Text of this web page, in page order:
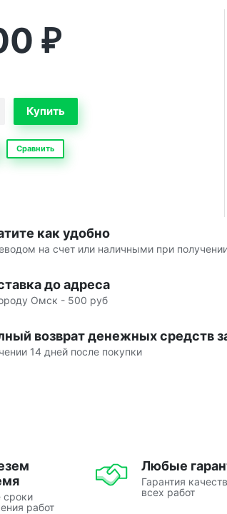
₽
Сравнить
как удобно
на счет или наличными при
до адреса
Омск - 500 руб
возврат денежных средств
14 дней после покупки
сроки
работ
Любые
Гарантия
всех работ